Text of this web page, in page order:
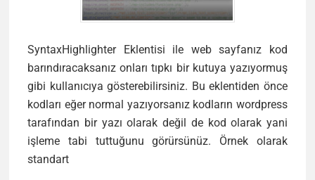
SyntaxHighlighter Eklentisi ile web sayfanız kod
barındıracaksanız onları tıpkı bir kutuya yazıyormuş
gibi kullanıcıya gösterebilirsiniz. Bu eklentiden önce
kodları eğer normal yazıyorsanız kodların wordpress
tarafından bir yazı olarak değil de kod olarak yani
işleme tabi tuttuğunu görürsünüz. Örnek olarak
standart